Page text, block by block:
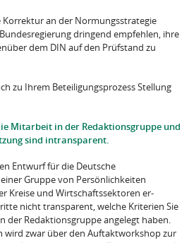
Korrektur an der Normungsstrategie
dringend empfehlen, ihre
dem DIN auf den Prüfstand zu
zu Ihrem Beteiligungsprozess Stellung
Mitarbeit in der Redaktionsgruppe und
sind intransparent.
Entwurf für die Deutsche
Gruppe von Persönlichkeiten
Kreise und Wirtschaftssektoren er­
nicht transparent, welche Kriterien Sie
der Redaktionsgruppe angelegt haben.
zwar über den Auftaktworkshop zur